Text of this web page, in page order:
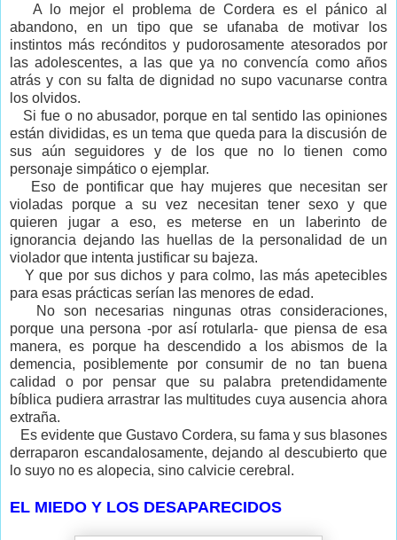
A lo mejor el problema de Cordera es el pánico al
abandono, en un tipo que se ufanaba de motivar los
instintos más recónditos y pudorosamente atesorados por
las adolescentes, a las que ya no convencía como años
atrás y con su falta de dignidad no supo vacunarse contra
los olvidos.
Si fue o no abusador, porque en tal sentido las opiniones
están divididas, es un tema que queda para la discusión de
sus aún seguidores y de los que no lo tienen como
personaje simpático o ejemplar.
Eso de pontificar que hay mujeres que necesitan ser
violadas porque a su vez necesitan tener sexo y que
quieren jugar a eso, es meterse en un laberinto de
ignorancia dejando las huellas de la personalidad de un
violador que intenta justificar su bajeza.
Y que por sus dichos y para colmo, las más apetecibles
para esas prácticas serían las menores de edad.
No son necesarias ningunas otras consideraciones,
porque una persona -por así rotularla- que piensa de esa
manera, es porque ha descendido a los abismos de la
demencia, posiblemente por consumir de no tan buena
calidad o por pensar que su palabra pretendidamente
bíblica pudiera arrastrar las multitudes cuya ausencia ahora
extraña.
Es evidente que Gustavo Cordera, su fama y sus blasones
derraparon escandalosamente, dejando al descubierto que
lo suyo no es alopecia, sino calvicie cerebral.
EL MIEDO Y LOS DESAPARECIDOS